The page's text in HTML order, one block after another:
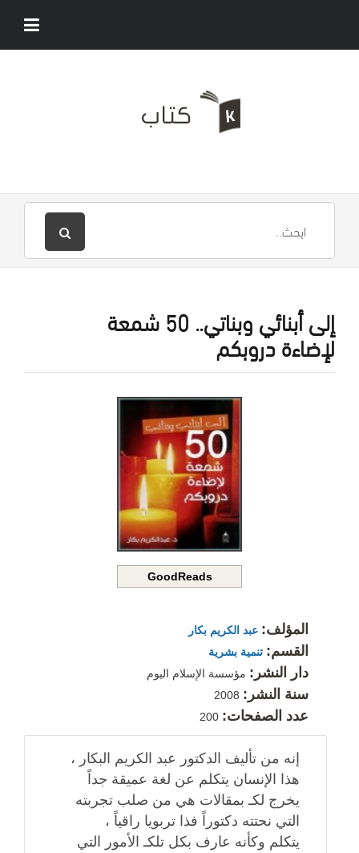
إلى أبنائي وبناتي.. 50 شمعة
لإضاءة دروبكم
GoodReads
المؤلف: عبد الكريم بكار
القسم: تنمية بشرية
دار النشر: مؤسسة الإسلام اليوم
سنة النشر:
عدد الصفحات:
إنه من تأليف الدكتور عبد الكريم البكار ،
هذا الإنسان يتكلم عن لغة عميقة جداً
يخرج لكـ بمقالات هي من صلب تجربته
التي نحتته دكتوراً فذا تربويا راقياً ،
يتكلم وكأنه عارف بكل تلكـ الأمور التي